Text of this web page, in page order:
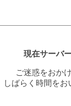
現在サーバ
ご迷惑をおか
しばらく時間を